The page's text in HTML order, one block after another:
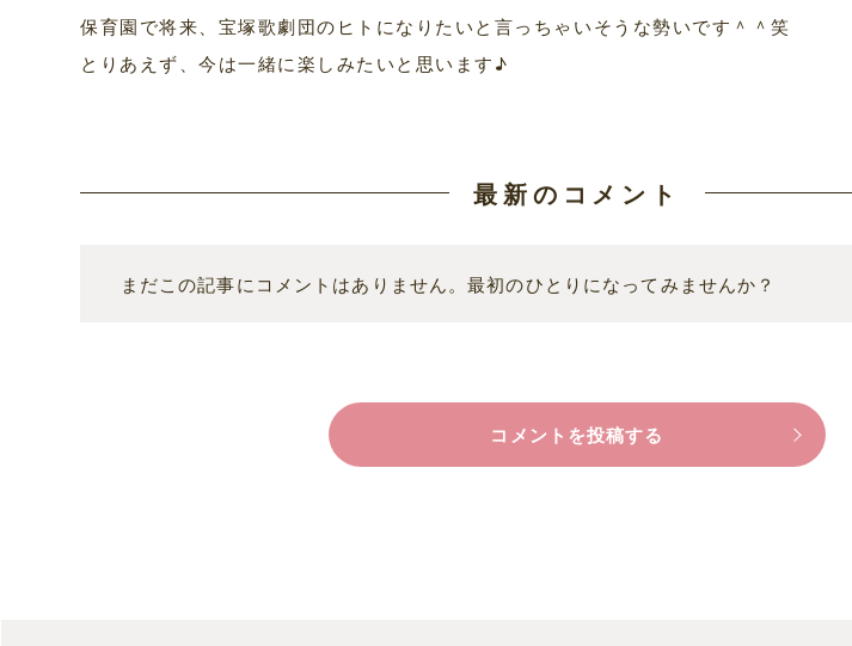
保育園で将来、宝塚歌劇団のヒトになりたいと言っちゃいそうな勢いです＾＾笑
とりあえず、今は一緒に楽しみたいと思います♪
最新のコメント
まだこの記事にコメントはありません。最初のひとりになってみませんか？
コメントを投稿する